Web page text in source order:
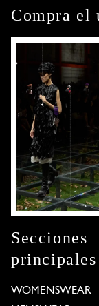
Compra el
Secciones
principales
WOMENSWEAR